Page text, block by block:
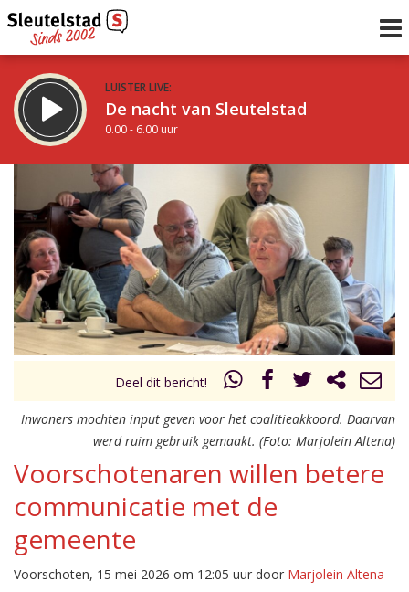
LUISTER LIVE:
De nacht van Sleutelstad
0.00 - 6.00 uur
De ochtend van Sleutelstad
6.00 - 12.00 uur
Vorig uur
uur 1 van 0 Volgend uur
Inklappen
Deel dit bericht!
Inwoners mochten input geven voor het coalitieakkoord. Daarvan
werd ruim gebruik gemaakt. (Foto: Marjolein Altena)
Voorschotenaren willen betere
communicatie met de
gemeente
Voorschoten, 15 mei 2026 om 12:05 uur door Marjolein Altena